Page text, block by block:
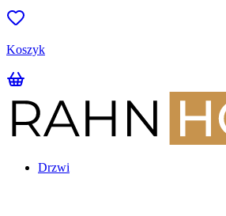
Koszyk
Drzwi